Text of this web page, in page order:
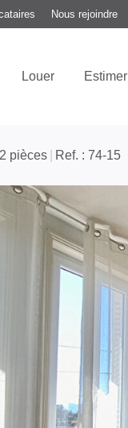
Nous rejoindre
Louer Estimer
2 pièces Ref. : 74-15